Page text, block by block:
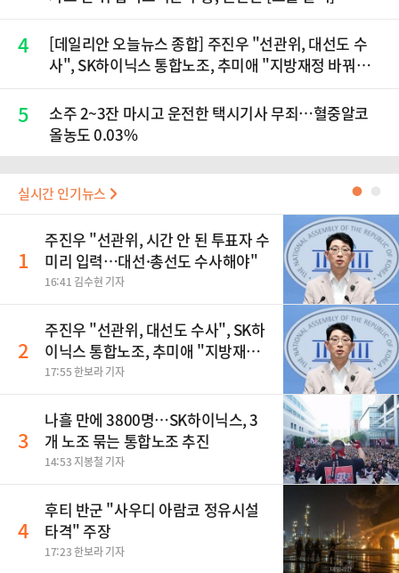
4
[데일리안 오늘뉴스 종합] 주진우 "선관위, 대선도 수
사", SK하이닉스 통합노조, 추미애 "지방재정 바꿔
5
소주 2~3잔 마시고 운전한 택시기사 무죄…혈중알코
올농도 0.03%
실시간 인기뉴스 ●
1
주진우 "선관위, 시간 안 된 투표자 수
미리 입력…대선·총선도 수사해야"
16:41 김수현 기자
2
주진우 "선관위, 대선도 수사", SK하
이닉스 통합노조, 추미애 "지방재정
바꿔야", 세제개편 이달 정리 등
17:55 한보라 기자
3
나흘 만에 3800명…SK하이닉스, 3
개 노조 묶는 통합노조 추진
14:53 지봉철 기자
4
후티 반군 "사우디 아람코 정유시설
타격" 주장
17:23 한보라 기자